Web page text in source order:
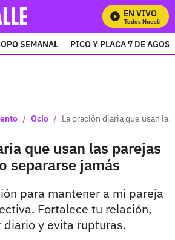
EN VIVO
Mira Todos Nuestros
SEMANAL PICO Y PLACA 7 DE
/ Ocio / La oración diaria que usan
que usan las parejas
separarse jamás
para mantener a mi pareja
Fortalece tu relación,
diario y evita rupturas.